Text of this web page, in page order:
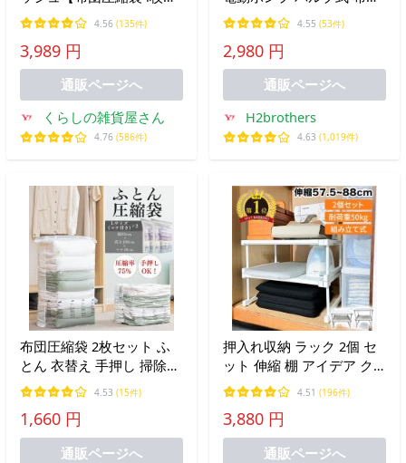
まけ付】掃除機を使わず簡
単スピード圧縮 圧縮作業
を手軽に バルブ式圧縮袋
対応 [重量800g]
SAKuRAKu
4.56 (135件)
3,989 円
通販ページへ
くらしの雑貨屋さん
4.76 (586件)
圧縮袋 吸引機 真空圧縮袋
掃除機の要らない圧縮袋
4.55 (53件)
2,980 円
通販ページへ
H2brothers
4.63 (1,019件)
布団圧縮袋 2枚セット ふ
とん 衣替え 手押し 掃除機
不要 使用可 繰り返し使え
る L(マチ付き)
4.53 (15件)
1,660 円
通販ページへ
押入れ収納 ラック 2個 セ
ット 伸縮 棚 アイデア ク
ローゼット 押し入れ収納
収納 収納棚 収納ラック 重
ねる フリーラック 整理棚
ハイタイプ ロータイプ
4.51 (196件)
3,880 円
通販ページへ